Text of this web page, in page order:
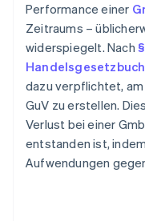
Performance einer
Zeitraums –
widerspiegelt. Nach
dazu verpflichtet,
GuV zu erstellen.
Verlust bei einer
entstanden ist,
Aufwendungen